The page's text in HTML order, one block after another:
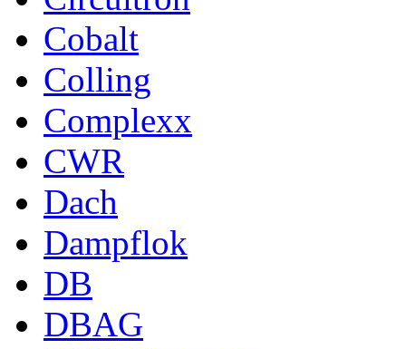
Cobalt
Colling
Complexx
CWR
Dach
Dampflok
DB
DBAG